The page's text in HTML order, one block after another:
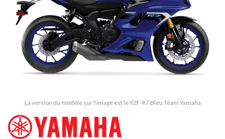
La version du modèle sur l'image est le YZF-R7 Bleu Team Yamaha